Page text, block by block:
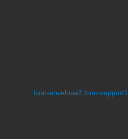
Icon-envelope2 Icon-support1